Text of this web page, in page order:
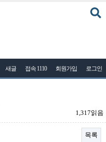
새글 접속 1110 회원가입 로그인
1,317읽음
목록